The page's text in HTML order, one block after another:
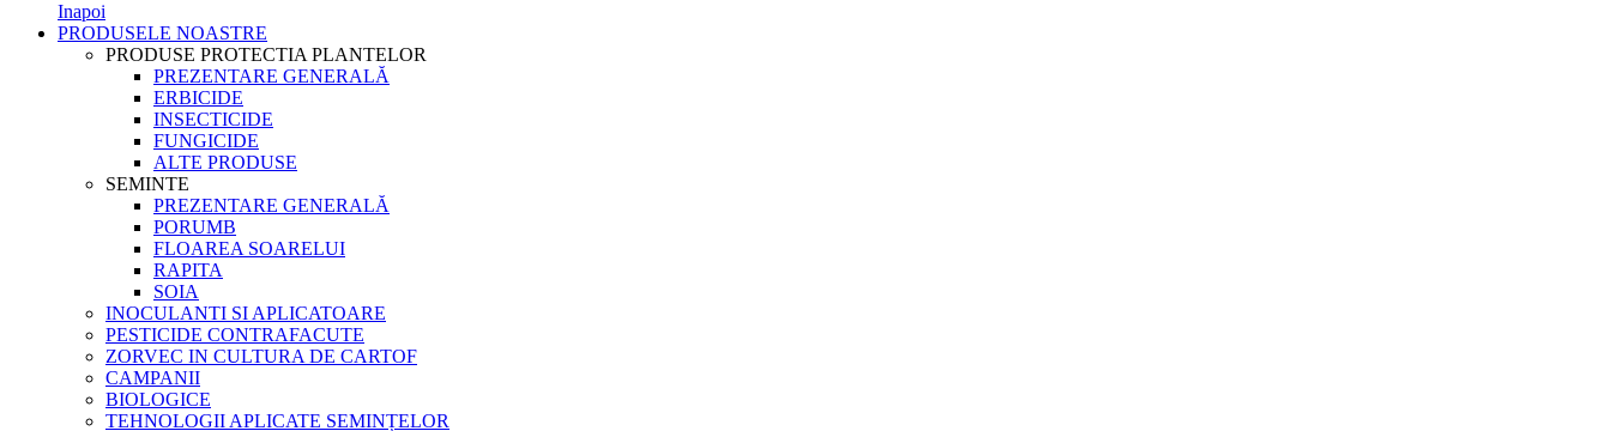
Inapoi
PRODUSELE NOASTRE
PRODUSE PROTECTIA PLANTELOR
PREZENTARE GENERALĂ
ERBICIDE
INSECTICIDE
FUNGICIDE
ALTE PRODUSE
SEMINTE
PREZENTARE GENERALĂ
PORUMB
FLOAREA SOARELUI
RAPITA
SOIA
INOCULANTI SI APLICATOARE
PESTICIDE CONTRAFACUTE
ZORVEC IN CULTURA DE CARTOF
CAMPANII
BIOLOGICE
TEHNOLOGII APLICATE SEMINȚELOR